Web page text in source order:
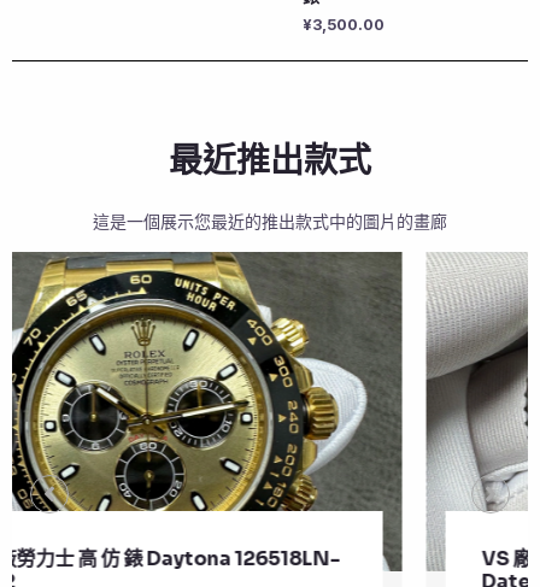
¥3,500.00
最近推出款式
這是一個展示您最近的推出款式中的圖片的畫廊
VS 廠勞力士 頂級 復刻 錶 Submariner